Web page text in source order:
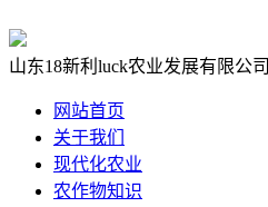
山东18新利luck农业发展有限公司
网站首页
关于我们
现代化农业
农作物知识